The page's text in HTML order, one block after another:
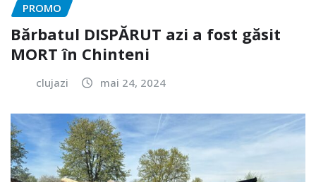
PROMO
Bărbatul DISPĂRUT azi a fost găsit
MORT în Chinteni
clujazi mai 24, 2024